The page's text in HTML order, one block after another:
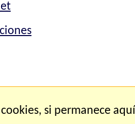
si permanece aquí